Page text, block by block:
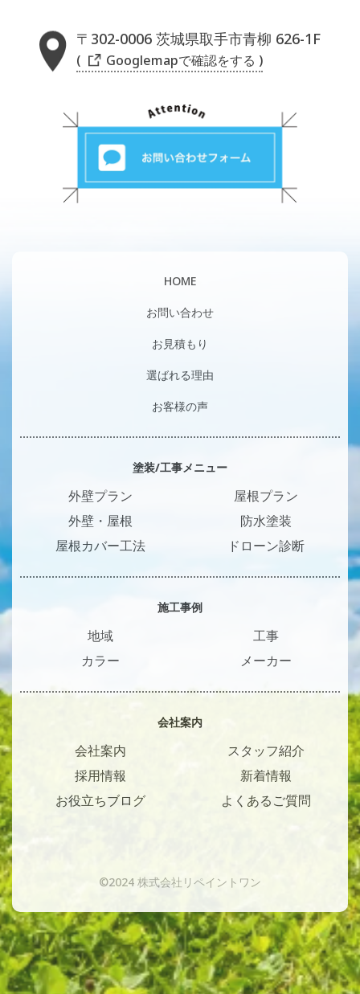
〒302-0006 茨城県取手市青柳 626-1F
( Googlemapで確認をする )
HOME
お問い合わせ
お見積もり
選ばれる理由
お客様の声
塗装/工事メニュー
外壁プラン
屋根プラン
外壁・屋根
防水塗装
屋根カバー工法
ドローン診断
施工事例
地域
工事
カラー
メーカー
会社案内
会社案内
スタッフ紹介
採用情報
新着情報
お役立ちブログ
よくあるご質問
©2024 株式会社リペイントワン